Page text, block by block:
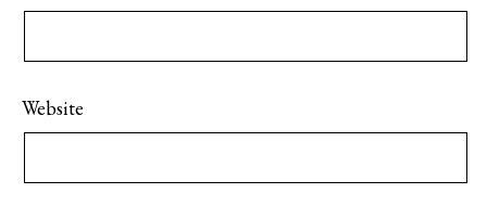
Website